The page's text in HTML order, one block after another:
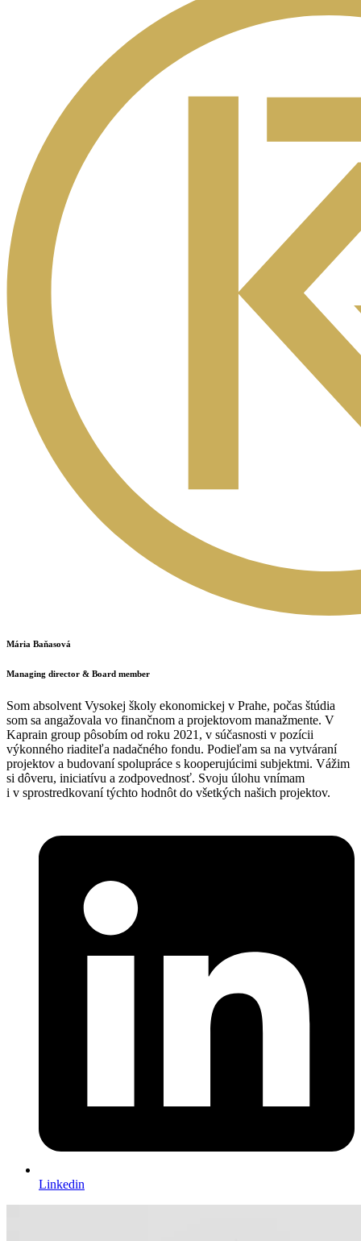
Mária Baňasová
Managing director & Board member
Som absolvent Vysokej školy ekonomickej v Prahe, počas štúdia
som sa angažovala vo finančnom a projektovom manažmente. V
Kaprain group pôsobím od roku 2021, v súčasnosti v pozícii
výkonného riaditeľa nadačného fondu. Podieľam sa na vytváraní
projektov a budovaní spolupráce s kooperujúcimi subjektmi. Vážim
si dôveru, iniciatívu a zodpovednosť. Svoju úlohu vnímam
i v sprostredkovaní týchto hodnôt do všetkých našich projektov.
Linkedin